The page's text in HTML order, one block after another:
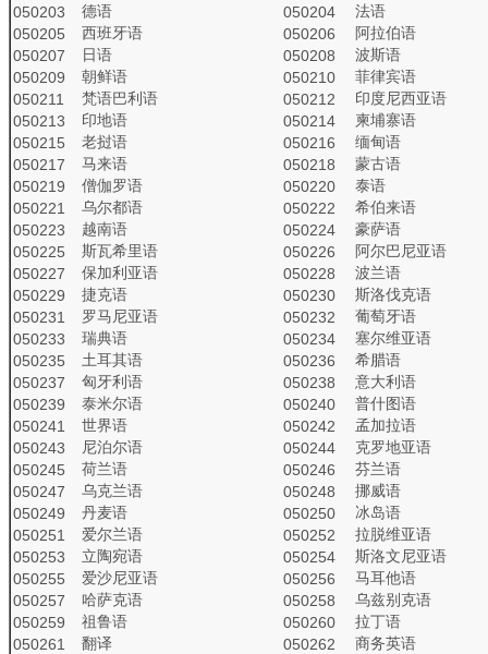
050203
德语 050204
法语
050205
西班牙语 050206
阿拉伯语
050207
日语 050208
波斯语
050209
朝鲜语 050210
菲律宾语
050211
梵语巴利语 050212
印度尼西亚语
050213
印地语 050214
柬埔寨语
050215
老挝语 050216
缅甸语
050217
马来语 050218
蒙古语
050219
僧伽罗语 050220
泰语
050221
乌尔都语 050222
希伯来语
050223
越南语 050224
豪萨语
050225
斯瓦希里语 050226
阿尔巴尼亚语
050227
保加利亚语 050228
波兰语
050229
捷克语 050230
斯洛伐克语
050231
罗马尼亚语 050232
葡萄牙语
050233
瑞典语 050234
塞尔维亚语
050235
土耳其语 050236
希腊语
050237
匈牙利语 050238
意大利语
050239
泰米尔语 050240
普什图语
050241
世界语 050242
孟加拉语
050243
尼泊尔语 050244
克罗地亚语
050245
荷兰语 050246
芬兰语
050247
乌克兰语 050248
挪威语
050249
丹麦语 050250
冰岛语
050251
爱尔兰语 050252
拉脱维亚语
050253
立陶宛语 050254
斯洛文尼亚语
050255
爱沙尼亚语 050256
马耳他语
050257
哈萨克语 050258
乌兹别克语
050259
祖鲁语 050260
拉丁语
050261
翻译 050262
商务英语